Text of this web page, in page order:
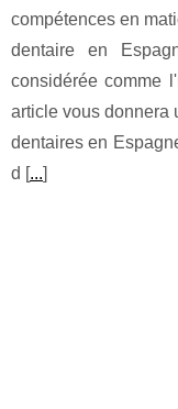
compétences en
dentaire en
considérée comme
article vous donnera
dentaires en
d [...]